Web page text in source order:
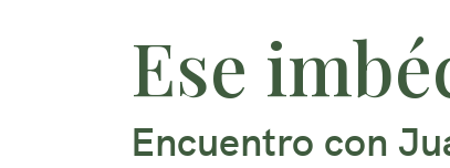
Ese
Encuentro con